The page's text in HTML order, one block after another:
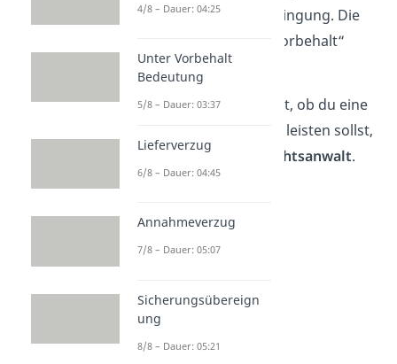
Einschränkung oder Bedingung. Die
von „unter Vorbehalt“
lautetu.V..
Wenn du dir unsicher bist, ob du eine
Zahlung unter Vorbehalt leisten sollst,
wende dich an einen
Rechtsanwalt.
4/8 – Dauer: 04:25
Unter Vorbehalt
Bedeutung
5/8 – Dauer: 03:37
Lieferverzug
6/8 – Dauer: 04:45
Annahmeverzug
7/8 – Dauer: 05:07
Sicherungsübereign
ung
8/8 – Dauer: 05:21